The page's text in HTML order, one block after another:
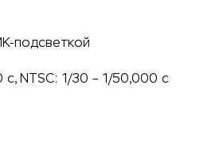
подсветкой
NTSC: 1/30 – 1/50,000 с